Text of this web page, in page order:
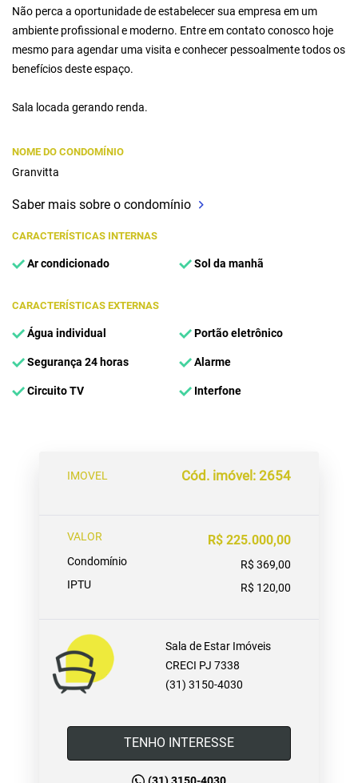
Não perca a oportunidade de estabelecer sua empresa em um
ambiente profissional e moderno. Entre em contato conosco hoje
mesmo para agendar uma visita e conhecer pessoalmente todos os
benefícios deste espaço.
Sala locada gerando renda.
NOME DO CONDOMÍNIO
Granvitta
Saber mais sobre o condomínio
CARACTERÍSTICAS INTERNAS
Ar condicionado Sol da manhã
CARACTERÍSTICAS EXTERNAS
Água individual Portão eletrônico
Segurança 24 horas Alarme
Circuito TV Interfone
IMOVEL Cód. imóvel: 2654
VALOR R$ 225.000,00
Condomínio
R$ 369,00
IPTU
R$ 120,00
Sala de Estar Imóveis
CRECI PJ 7338
(31) 3150-4030
TENHO INTERESSE